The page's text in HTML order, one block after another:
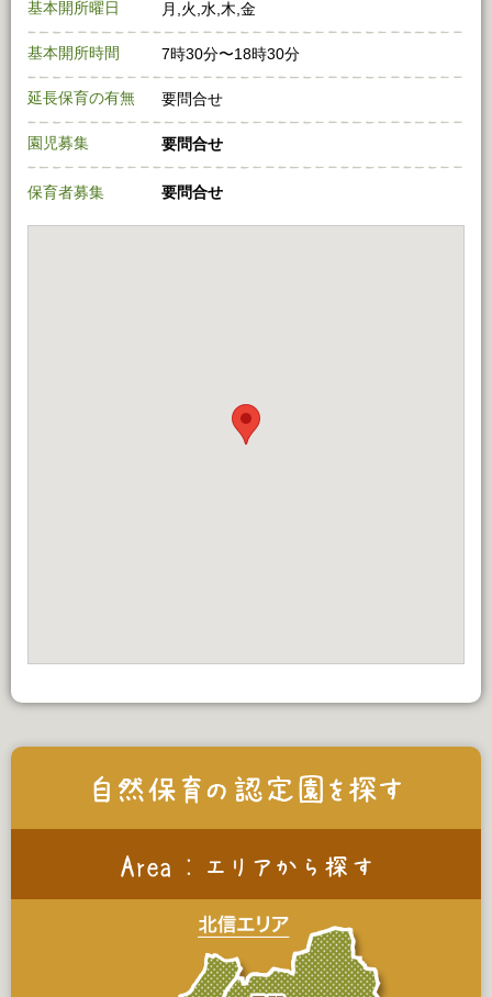
基本開所曜日 月,火,水,木,金
基本開所時間 7時30分〜18時30分
延長保育の有無 要問合せ
園児募集 要問合せ
保育者募集 要問合せ